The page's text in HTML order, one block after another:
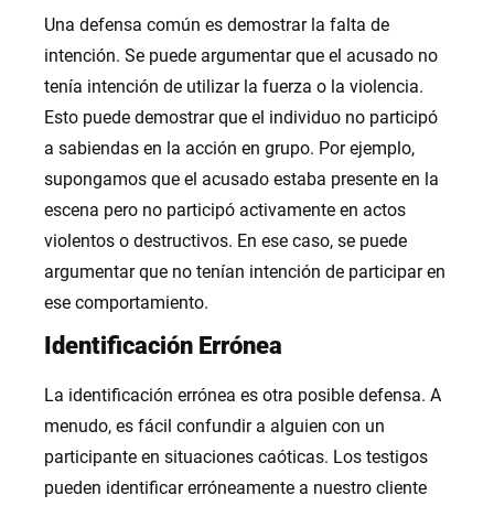
Una defensa común es demostrar la falta de
intención. Se puede argumentar que el acusado no
tenía intención de utilizar la fuerza o la violencia.
Esto puede demostrar que el individuo no participó
a sabiendas en la acción en grupo. Por ejemplo,
supongamos que el acusado estaba presente en la
escena pero no participó activamente en actos
violentos o destructivos. En ese caso, se puede
argumentar que no tenían intención de participar en
ese comportamiento.
Identificación Errónea
La identificación errónea es otra posible defensa. A
menudo, es fácil confundir a alguien con un
participante en situaciones caóticas. Los testigos
pueden identificar erróneamente a nuestro cliente